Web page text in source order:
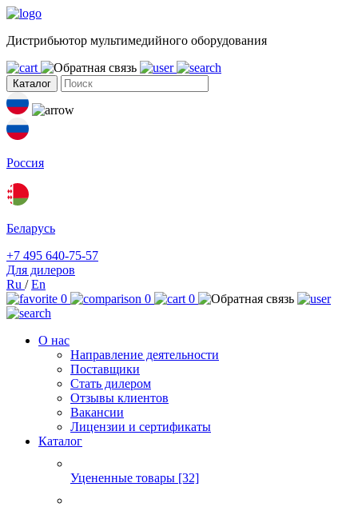
Дистрибьютор мультимедийного оборудования
Каталог
Россия
Беларусь
+7 495 640-75-57
Для дилеров
Ru /En
0
0 0
О нас
Направление деятельности
Поставщики
Стать дилером
Отзывы клиентов
Вакансии
Лицензии и сертификаты
Каталог
Уцененные товары [32]